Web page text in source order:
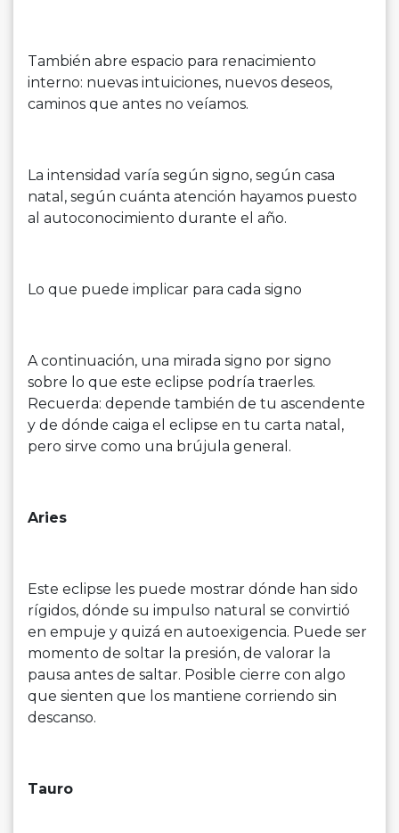
También abre espacio para renacimiento
interno: nuevas intuiciones, nuevos deseos,
caminos que antes no veíamos.
La intensidad varía según signo, según casa
natal, según cuánta atención hayamos puesto
al autoconocimiento durante el año.
Lo que puede implicar para cada signo
A continuación, una mirada signo por signo
sobre lo que este eclipse podría traerles.
Recuerda: depende también de tu ascendente
y de dónde caiga el eclipse en tu carta natal,
pero sirve como una brújula general.
Aries
Este eclipse les puede mostrar dónde han sido
rígidos, dónde su impulso natural se convirtió
en empuje y quizá en autoexigencia. Puede ser
momento de soltar la presión, de valorar la
pausa antes de saltar. Posible cierre con algo
que sienten que los mantiene corriendo sin
descanso.
Tauro